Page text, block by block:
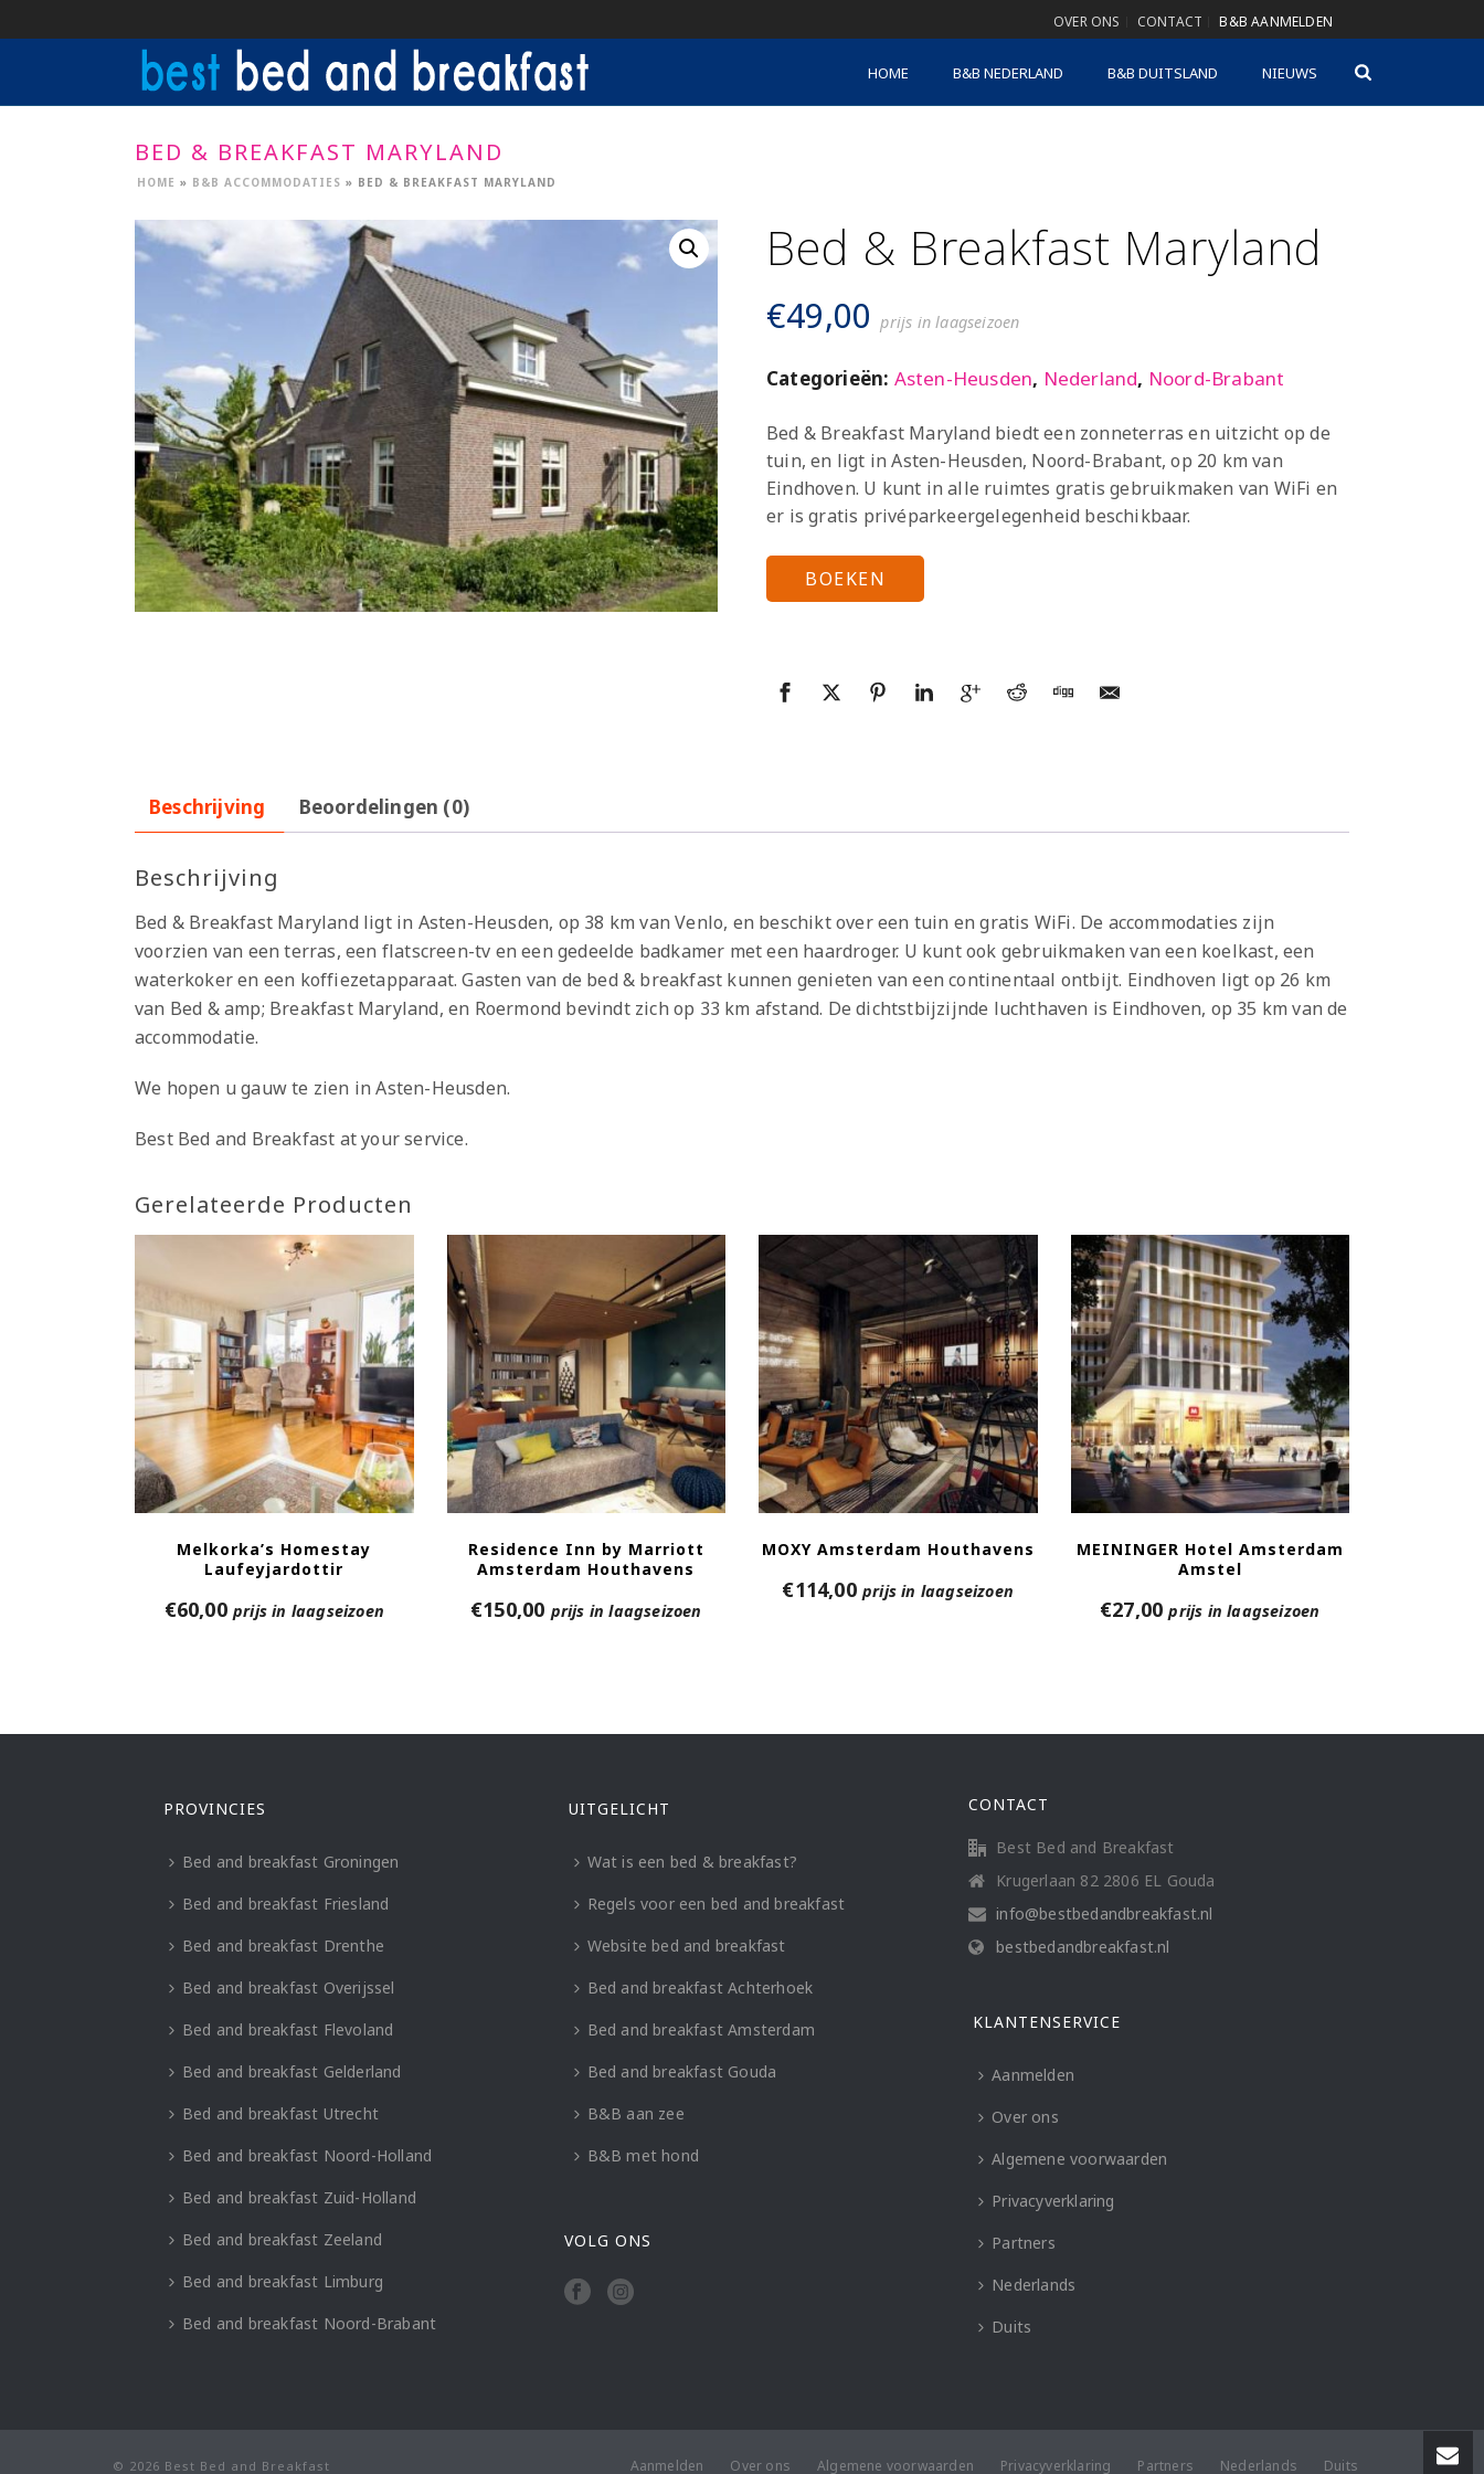
OVER ONS CONTACT B&B AANMELDEN
HOME B&B NEDERLAND B&B DUITSLAND NIEUWS
BED & BREAKFAST MARYLAND
HOME » B&B ACCOMMODATIES » BED & BREAKFAST MARYLAND
Bed & Breakfast Maryland
€49,00 prijs in laagseizoen
Categorieën: Asten-Heusden, Nederland, Noord-Brabant
Bed & Breakfast Maryland biedt een zonneterras en uitzicht op de
tuin, en ligt in Asten-Heusden, Noord-Brabant, op 20 km van
Eindhoven. U kunt in alle ruimtes gratis gebruikmaken van WiFi en
er is gratis privéparkeergelegenheid beschikbaar.
BOEKEN
Beschrijving Beoordelingen (0)
Beschrijving
Bed & Breakfast Maryland ligt in Asten-Heusden, op 38 km van Venlo, en beschikt over een tuin en gratis WiFi. De accommodaties zijn
voorzien van een terras, een flatscreen-tv en een gedeelde badkamer met een haardroger. U kunt ook gebruikmaken van een koelkast, een
waterkoker en een koffiezetapparaat. Gasten van de bed & breakfast kunnen genieten van een continentaal ontbijt. Eindhoven ligt op 26 km
van Bed & amp; Breakfast Maryland, en Roermond bevindt zich op 33 km afstand. De dichtstbijzijnde luchthaven is Eindhoven, op 35 km van de
accommodatie.
We hopen u gauw te zien in Asten-Heusden.
Best Bed and Breakfast at your service.
Gerelateerde Producten
Melkorka’s Homestay
Laufeyjardottir
€60,00 prijs in laagseizoen
Residence Inn by Marriott
Amsterdam Houthavens
€150,00 prijs in laagseizoen
MOXY Amsterdam Houthavens
€114,00 prijs in laagseizoen
MEININGER Hotel Amsterdam
Amstel
€27,00 prijs in laagseizoen
PROVINCIES
Bed and breakfast Groningen
Bed and breakfast Friesland
Bed and breakfast Drenthe
Bed and breakfast Overijssel
Bed and breakfast Flevoland
Bed and breakfast Gelderland
Bed and breakfast Utrecht
Bed and breakfast Noord-Holland
Bed and breakfast Zuid-Holland
Bed and breakfast Zeeland
Bed and breakfast Limburg
Bed and breakfast Noord-Brabant
UITGELICHT
Wat is een bed & breakfast?
Regels voor een bed and breakfast
Website bed and breakfast
Bed and breakfast Achterhoek
Bed and breakfast Amsterdam
Bed and breakfast Gouda
B&B aan zee
B&B met hond
VOLG ONS
CONTACT
Best Bed and Breakfast
Krugerlaan 82 2806 EL Gouda
info@bestbedandbreakfast.nl
bestbedandbreakfast.nl
KLANTENSERVICE
Aanmelden
Over ons
Algemene voorwaarden
Privacyverklaring
Partners
Nederlands
Duits
© 2026 Best Bed and Breakfast Aanmelden Over ons Algemene voorwaarden Privacyverklaring Partners Nederlands Duits